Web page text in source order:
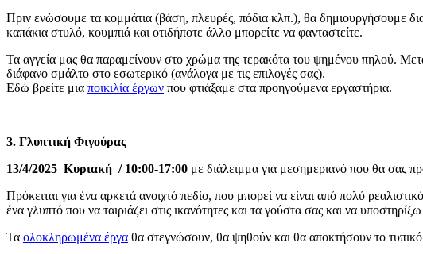
Πριν ενώσουμε τα κομμάτια (βάση, πλευρές, πόδια κλπ.), θα δημιουργήσουμε
καπάκια στυλό, κουμπιά και οτιδήποτε άλλο μπορείτε να φανταστείτε.
Τα αγγεία μας θα παραμείνουν στο χρώμα της τερακότα του ψημένου πηλού.
διάφανο σμάλτο στο εσωτερικό (ανάλογα με τις επιλογές σας).
Εδώ βρείτε μια ποικιλία έργων που φτιάξαμε στα προηγούμενα εργαστήρια.
3. Γλυπτική Φιγούρας
13/4/2025 Κυριακή / 10:00-17:00 με διάλειμμα για μεσημεριανό που θα σας
Πρόκειται για ένα αρκετά ανοιχτό πεδίο, που μπορεί να είναι από πολύ
ένα γλυπτό που να ταιριάζει στις ικανότητες και τα γούστα σας και να
Τα ολοκληρωμένα έργα θα στεγνώσουν, θα ψηθούν και θα αποκτήσουν το